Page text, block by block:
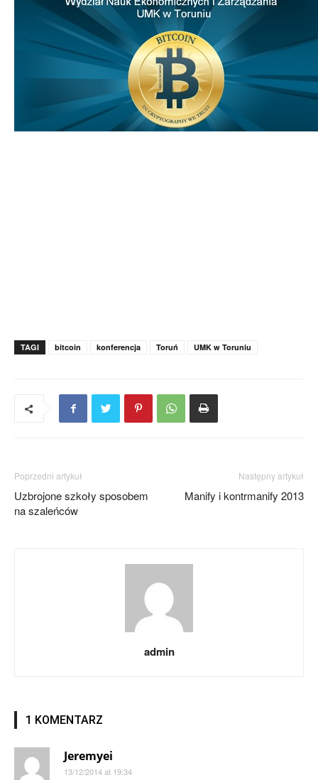
TAGI bitcoin konferencja Toruń UMK w Toruniu
Poprzedni artykuł
Uzbrojone szkoły sposobem
na szaleńców
Następny artykuł
Manify i kontrmanify 2013
admin
1 KOMENTARZ
Jeremyei
13/12/2014 at 19:34